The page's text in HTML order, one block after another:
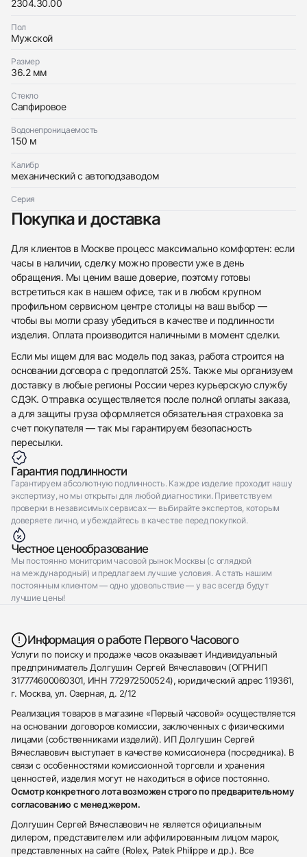
2304.30.00
Пол
Мужской
Размер
36.2 мм
Стекло
Сапфировое
Водонепроницаемость
150 м
Калибр
механический с автоподзаводом
Серия
Покупка и доставка
Для клиентов в Москве процесс максимально комфортен: если
часы в наличии, сделку можно провести уже в день
обращения. Мы ценим ваше доверие, поэтому готовы
встретиться как в нашем офисе, так и в любом крупном
профильном сервисном центре столицы на ваш выбор —
чтобы вы могли сразу убедиться в качестве и подлинности
изделия. Оплата производится наличными в момент сделки.
Если мы ищем для вас модель под заказ, работа строится на
основании договора с предоплатой 25%. Также мы организуем
доставку в любые регионы России через курьерскую службу
СДЭК. Отправка осуществляется после полной оплаты заказа,
а для защиты груза оформляется обязательная страховка за
счет покупателя — так мы гарантируем безопасность
пересылки.
Гарантия подлинности
Гарантируем абсолютную подлинность. Каждое изделие проходит нашу
экспертизу, но мы открыты для любой диагностики. Приветствуем
проверки в независимых сервисах — выбирайте экспертов, которым
доверяете лично, и убеждайтесь в качестве перед покупкой.
Честное ценообразование
Мы постоянно мониторим часовой рынок Москвы (с оглядкой
на международный) и предлагаем лучшие условия. А стать нашим
постоянным клиентом — одно удовольствие — у вас всегда будут
лучшие цены!
Информация о работе Первого Часового
Услуги по поиску и продаже часов оказывает Индивидуальный
предприниматель Долгушин Сергей Вячеславович (ОГРНИП
317774600060301, ИНН 772972500524), юридический адрес 119361,
г. Москва, ул. Озерная, д. 2/12
Реализация товаров в магазине «Первый часовой» осуществляется
на основании договоров комиссии, заключенных с физическими
лицами (собственниками изделий). ИП Долгушин Сергей
Вячеславович выступает в качестве комиссионера (посредника). В
связи с особенностями комиссионной торговли и хранения
ценностей, изделия могут не находиться в офисе постоянно.
Осмотр конкретного лота возможен строго по предварительному
согласованию с менеджером.
Долгушин Сергей Вячеславович не является официальным
дилером, представителем или аффилированным лицом марок,
представленных на сайте (Rolex, Patek Philippe и др.). Все
Приложите фото ваших часов…
Отправить заявку